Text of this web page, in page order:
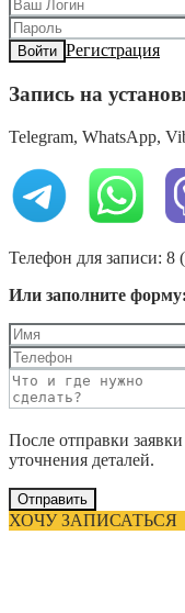
Войти Регистрация
Запись на
Telegram, WhatsApp,
Телефон для записи: 8
Или заполните форму:
После отправки
уточнения деталей.
Отправить
ХОЧУ ЗАПИСАТЬСЯ